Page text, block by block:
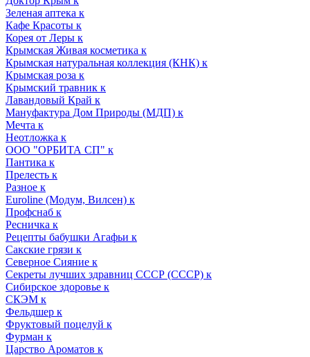
Зеленая аптека к
Кафе Красоты к
Корея от Леры к
Крымская Живая косметика к
Крымская натуральная коллекция (КНК) к
Крымская роза к
Крымский травник к
Лавандовый Край к
Мануфактура Дом Природы (МДП) к
Мечта к
Неотложка к
ООО "ОРБИТА СП" к
Пантика к
Прелесть к
Разное к
Euroline (Модум, Вилсен) к
Профснаб к
Ресничка к
Рецепты бабушки Агафьи к
Сакские грязи к
Северное Сияние к
Секреты лучших здравниц СССР (СССР) к
Сибирское здоровье к
СКЭМ к
Фельдшер к
Фруктовый поцелуй к
Фурман к
Царство Ароматов к